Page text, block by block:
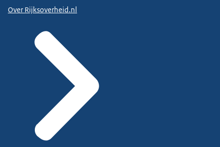
Over Rijksoverheid.nl